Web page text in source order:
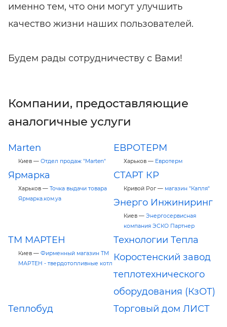
именно тем, что они могут улучшить
качество жизни наших пользователей.
Будем рады сотрудничеству с Вами!
Компании, предоставляющие
аналогичные услуги
Marten
Киев — Отдел продаж "Marten"
ЕВРОТЕРМ
Харьков — Евротерм
Ярмарка
Харьков — Точка выдачи товара
Ярмарка.ком.уа
СТАРТ КР
Кривой Рог — магазин "Капля"
Энерго Инжиниринг
Киев — Энергосервисная
компания ЭСКО Партнер
ТМ МАРТЕН
Киев — Фирменный магазин ТМ
МАРТЕН - твердотопливные котл
Технологии Тепла
Коростенский завод
теплотехнического
оборудования (КзОТ)
Теплобуд
Торговый дом ЛИСТ